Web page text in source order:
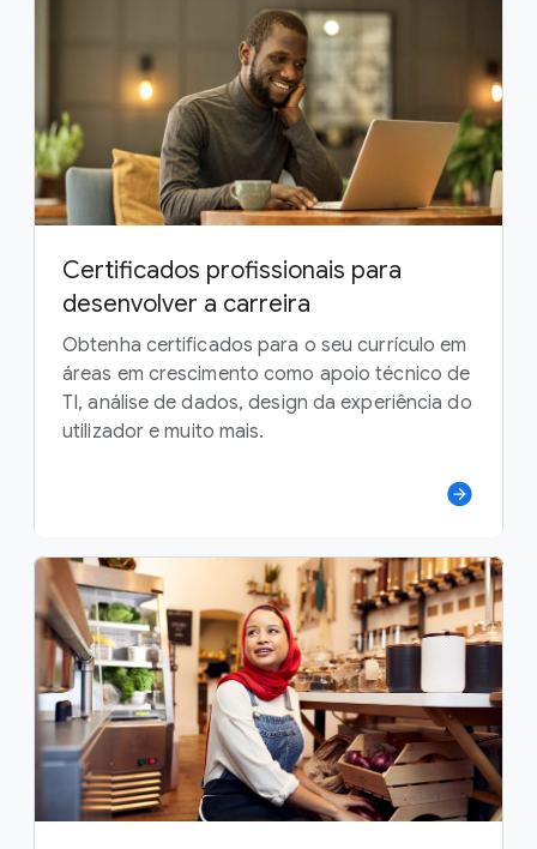
Certificados profissionais para
desenvolver a carreira
Obtenha certificados para o seu currículo em
áreas em crescimento como apoio técnico de
TI, análise de dados, design da experiência do
utilizador e muito mais.